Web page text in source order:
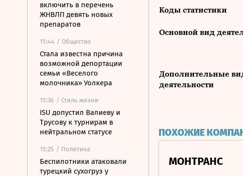
включить в перечень
ЖНВЛП девять новых
препаратов
15:44 / Общество
Стала известна причина
возможной депортации
семьи «Веселого
молочника» Уолкера
15:36 / Стиль жизни
ISU допустил Валиеву и
Трусову к турнирам в
нейтральном статусе
15:25 / Политика
Беспилотники атаковали
турецкий сухогруз у
Коды статистики
Основной вид
Дополнительные
деятельности
ПОХОЖИЕ
МОНТРАНС